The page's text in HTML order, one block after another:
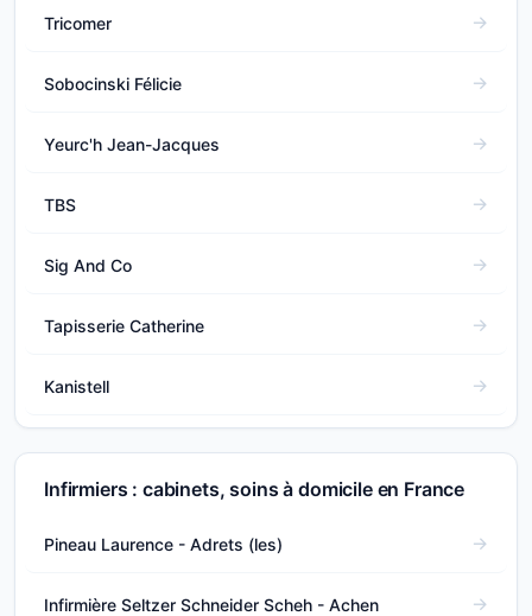
Tricomer
Sobocinski Félicie
Yeurc'h Jean-Jacques
TBS
Sig And Co
Tapisserie Catherine
Kanistell
Infirmiers : cabinets, soins à domicile en France
Pineau Laurence - Adrets (les)
Infirmière Seltzer Schneider Scheh - Achen